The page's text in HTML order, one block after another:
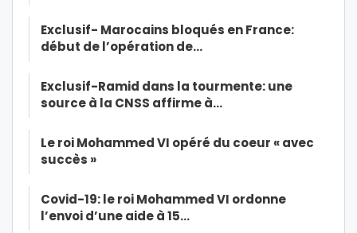
Exclusif- Marocains bloqués en France:
début de l’opération de…
Exclusif-Ramid dans la tourmente: une
source à la CNSS affirme à…
Le roi Mohammed VI opéré du coeur « avec
succès »
Covid-19: le roi Mohammed VI ordonne
l’envoi d’une aide à 15…